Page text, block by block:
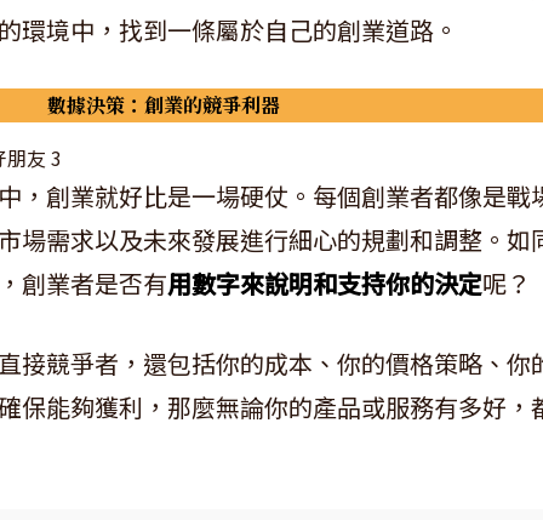
環境中，找到一條屬於自己的創業道路。
數據決策：創業的競爭利器
中，創業就好比是一場硬仗。每個創業者都像是戰
場需求以及未來發展進行細心的規劃和調整。如
創業者是否有用數字來說明和支持你的決定呢？
接競爭者，還包括你的成本、你的價格策略、你
保能夠獲利，那麼無論你的產品或服務有多好，